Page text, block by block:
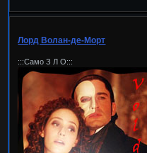
Лорд Волан-де-Морт
:::Само З Л О:::